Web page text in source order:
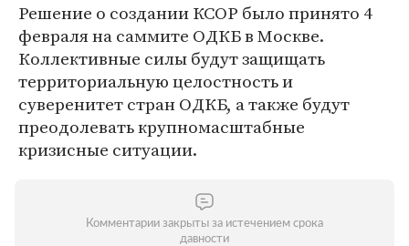
Решение о создании КСОР было принято 4
февраля на саммите ОДКБ в Москве.
Коллективные силы будут защищать
территориальную целостность и
суверенитет стран ОДКБ, а также будут
преодолевать крупномасштабные
кризисные ситуации.
Комментарии закрыты за истечением срока
давности